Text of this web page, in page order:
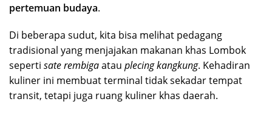
pertemuan budaya.
Di beberapa sudut, kita bisa melihat pedagang
tradisional yang menjajakan makanan khas Lombok
seperti sate rembigaatau plecing kangkung. Kehadiran
kuliner ini membuat terminal tidak sekadar tempat
transit, tetapi juga ruang kuliner khas daerah.